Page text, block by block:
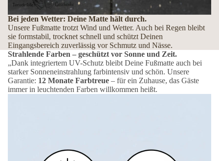
Bei jeden Wetter: Deine Matte hält durch.
Unsere Fußmatte trotzt Wind und Wetter. Auch bei Regen bleibt
sie formstabil, trocknet schnell und schützt Deinen
Eingangsbereich zuverlässig vor Schmutz und Nässe.
Strahlende Farben – geschützt vor Sonne und Zeit.
„Dank integriertem UV-Schutz bleibt Deine Fußmatte auch bei
starker Sonneneinstrahlung farbintensiv und schön. Unsere
Garantie: 12 Monate Farbtreue – für ein Zuhause, das Gäste
immer in leuchtenden Farben willkommen heißt.